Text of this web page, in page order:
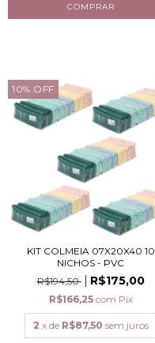
10% OFF
KIT COLMEIA 07X20X40 10
NICHOS - PVC
R$194,50
R$175,00
R$166,25 com Pix
2 x de R$87,50 sem juros